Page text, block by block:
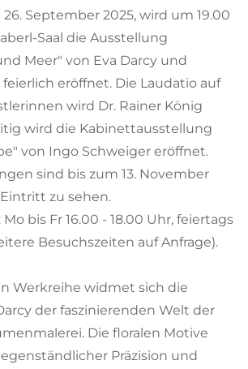
September 2025, wird um 19.00
Saal die Ausstellung
Meer" von Eva Darcy und
eröffnet. Die Laudatio auf
wird Dr. Rainer König
wird die Kabinettausstellung
von Ingo Schweiger eröffnet.
sind bis zum 13. November
zu sehen.
bis Fr 16.00 - 18.00 Uhr, feiertags
Besuchszeiten auf Anfrage).
Werkreihe widmet sich die
der faszinierenden Welt der
Die floralen Motive
Präzision und